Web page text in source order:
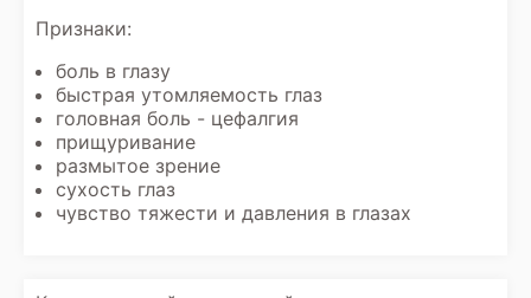
Признаки:
боль в глазу
быстрая утомляемость глаз
головная боль - цефалгия
прищуривание
размытое зрение
сухость глаз
чувство тяжести и давления в глазах